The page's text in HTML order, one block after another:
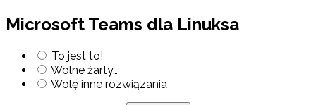
Microsoft Teams dla Linuksa
To jest to!
Wolne żarty…
Wolę inne rozwiązania